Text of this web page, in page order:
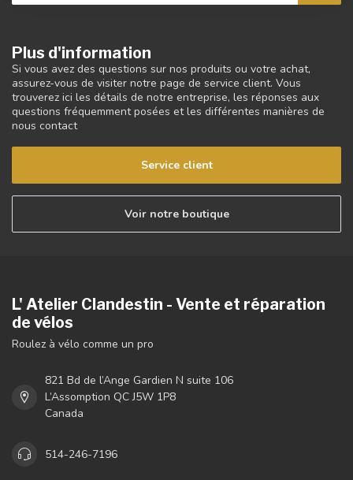
Plus d'information
Si vous avez des questions sur nos produits ou votre achat,
assurez-vous de visiter notre page de service client. Vous
trouverez ici les détails de notre entreprise, les réponses aux
questions fréquemment posées et les différentes manières de
nous contact
Service client
Voir notre boutique
L' Atelier Clandestin - Vente et réparation
de vélos
Roulez à vélo comme un pro
821 Bd de l’Ange Gardien N suite 106
L’Assomption QC J5W 1P8
Canada
514-246-7196